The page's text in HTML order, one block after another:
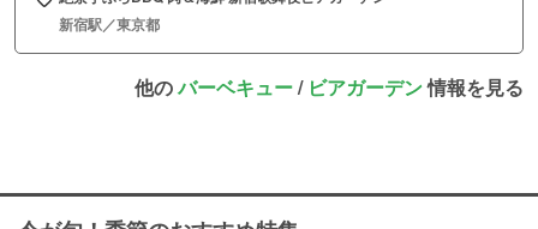
新宿駅／東京都
他のバーベキュー/ ビアガーデン情報を見る